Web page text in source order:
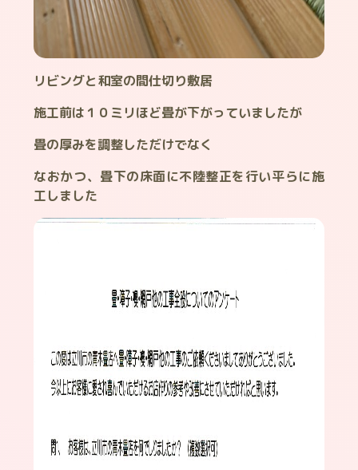
リビングと和室の間仕切り敷居
施工前は１０ミリほど畳が下がっていましたが
畳の厚みを調整しただけでなく
なおかつ、畳下の床面に不陸整正を行い平らに施
工しました